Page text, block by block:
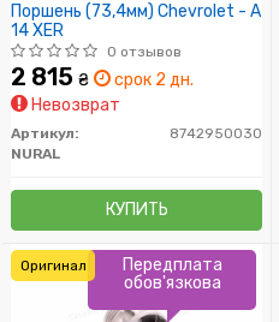
Поршень (73,4мм) Chevrolet - A
14 XER
0 отзывов
2 815 ₴
срок 2 дн.
Невозврат
Артикул:
8742950030
NURAL
КУПИТЬ
Передплата
обов'язкова
Оригинал